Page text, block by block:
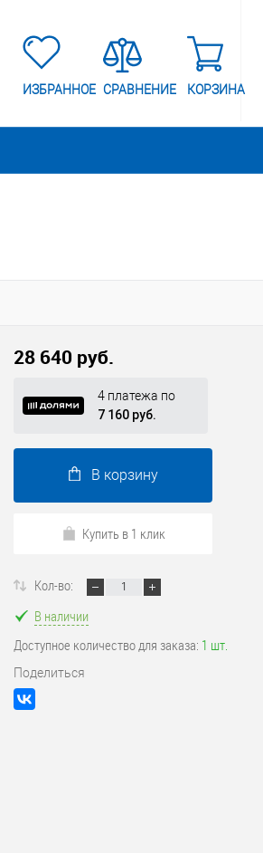
ИЗБРАННОЕ СРАВНЕНИЕ КОРЗИНА
28 640 руб.
4 платежа по
7 160 руб.
В корзину
Купить в 1 клик
Кол-во:
В наличии
Доступное количество для заказа: 1 шт.
Поделиться